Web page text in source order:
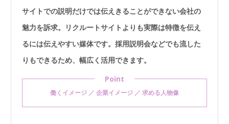
サイトでの説明だけでは伝えきることができない会社の
魅力を訴求。リクルートサイトよりも実際は特徴を伝え
るには伝えやすい媒体です。採用説明会などでも流した
りもできるため、幅広く活用できます。
Point
働くイメージ ／ 企業イメージ ／ 求める人物像